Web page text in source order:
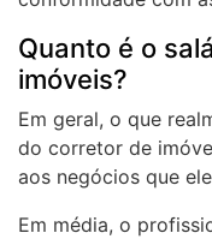
Quanto é o
imóveis?
Em geral, o que
do corretor de
aos negócios que
Em média, o